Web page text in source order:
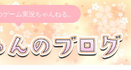
ーム実況ちゃんねる。